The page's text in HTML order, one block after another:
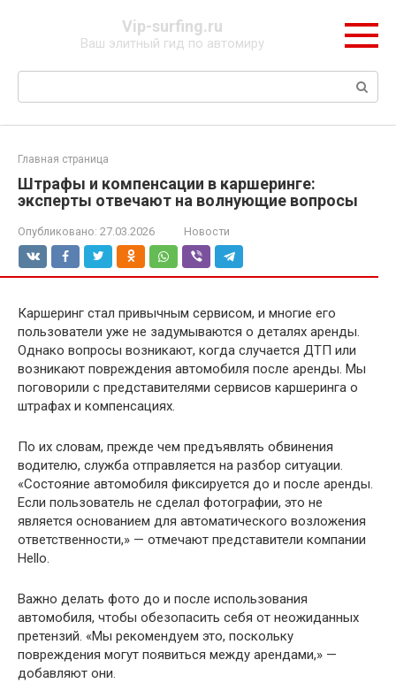
Vip-surfing.ru
Ваш элитный гид по автомиру
Поиск:
Главная страница
Штрафы и компенсации в каршеринге:
эксперты отвечают на волнующие вопросы
Опубликовано: 27.03.2026 Новости
Каршеринг стал привычным сервисом, и многие его
пользователи уже не задумываются о деталях аренды.
Однако вопросы возникают, когда случается ДТП или
возникают повреждения автомобиля после аренды. Мы
поговорили с представителями сервисов каршеринга о
штрафах и компенсациях.
По их словам, прежде чем предъявлять обвинения
водителю, служба отправляется на разбор ситуации.
«Состояние автомобиля фиксируется до и после аренды.
Если пользователь не сделал фотографии, это не
является основанием для автоматического возложения
ответственности,» — отмечают представители компании
Hello.
Важно делать фото до и после использования
автомобиля, чтобы обезопасить себя от неожиданных
претензий. «Мы рекомендуем это, поскольку
повреждения могут появиться между арендами,» —
добавляют они.